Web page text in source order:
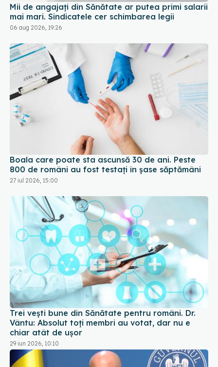
Mii de angajați din Sănătate ar putea primi salarii
mai mari. Sindicatele cer schimbarea legii
06 aug 2026, 19:26
Boala care poate sta ascunsă 30 de ani. Peste
800 de români au fost testați în șase săptămâni
27 iul 2026, 15:00
Trei vești bune din Sănătate pentru români. Dr.
Vântu: Absolut toți membri au votat, dar nu e
chiar atât de ușor
29 iun 2026, 10:10